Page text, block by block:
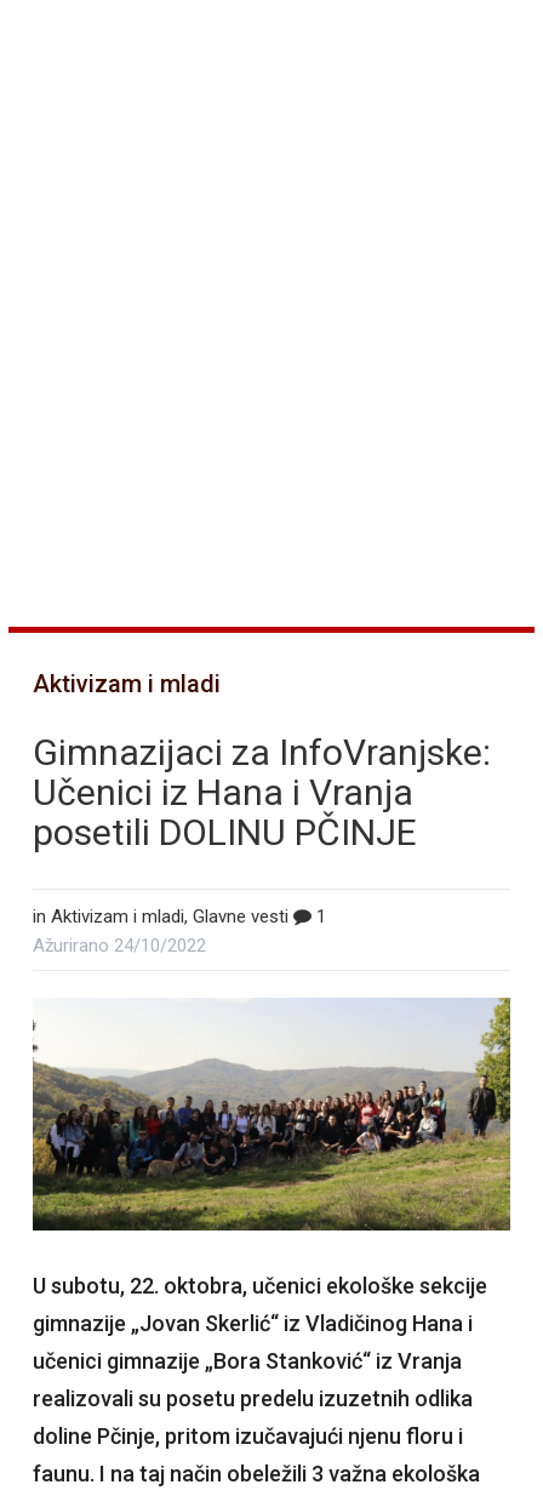
Aktivizam i mladi
Gimnazijaci za InfoVranjske:
Učenici iz Hana i Vranja
posetili DOLINU PČINJE
in Aktivizam i mladi, Glavne vesti
1
Ažurirano 24/10/2022
U subotu, 22. oktobra, učenici ekološke sekcije
gimnazije „Jovan Skerlić“ iz Vladičinog Hana i
učenici gimnazije „Bora Stanković“ iz Vranja
realizovali su posetu predelu izuzetnih odlika
doline Pčinje, pritom izučavajući njenu floru i
faunu. I na taj način obeležili 3 važna ekološka